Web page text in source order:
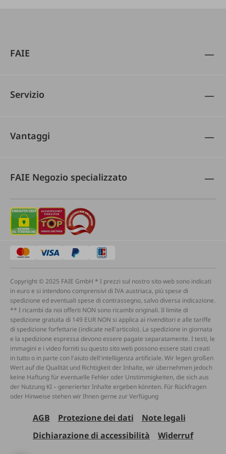
FAIE
Servizio
Vantaggi
FAIE Negozio specializzato
Copyright © 2025 FAIE GmbH * I prezzi sul nostro sito web sono indicati
in euro e si intendono comprensivi di IVA austriaca, più spese di
spedizione ed eventuali spese di contrassegno, salvo diversa indicazione.
** I ricambi da noi offerti NON sono ricambi originali. Il limite di
spedizione gratuita di 149 EUR NON si applica ai rivenditori e alle tariffe
di spedizione forfettarie (indicate nell'articolo). La spedizione in giornata
e la spedizione espressa devono essere pagate separatamente. I testi, le
immagini e i video forniti su questo sito web possono essere stati creati
in tutto o in parte con l'aiuto dell'intelligenza artificiale. Wir legen großen
Wert auf die Qualität und Richtigkeit der Inhalte, wir übernehmen jedoch
keine Haftung für eventuelle Fehler oder Unstimmigkeiten, die sich aus
der Nutzung KI – generierter Inhalte ergeben könnten. Für Rückfragen
oder Hinweise stehen wir Ihnen gerne zur Verfügung
AGB Protezione dei dati
Note legali
Dichiarazione di accessibilità
Widerruf